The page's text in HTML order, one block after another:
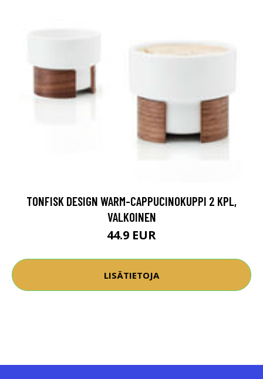
TONFISK DESIGN WARM-CAPPUCINOKUPPI 2 KPL,
VALKOINEN
44.9 EUR
LISÄTIETOJA